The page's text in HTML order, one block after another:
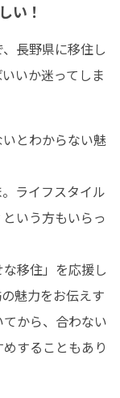
い！
長野県に移住し
いか迷ってしま
とわからない魅
ライフスタイル
いう方もいらっ
移住」を応援し
魅力をお伝えす
から、合わない
することもあり